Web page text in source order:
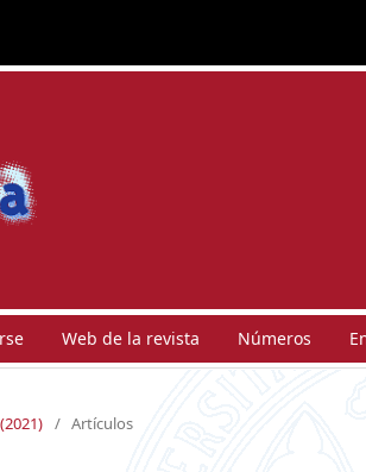
Web de la revista Números
/ Artículos